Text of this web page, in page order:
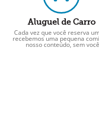
Aluguel de Carro
Cada vez que você reserva
recebemos uma pequena
nosso conteúdo, sem